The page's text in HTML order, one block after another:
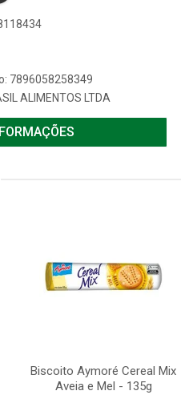
7896058258349
ALIMENTOS LTDA
Biscoito Aymoré Cereal Mix
Aveia e Mel - 135g